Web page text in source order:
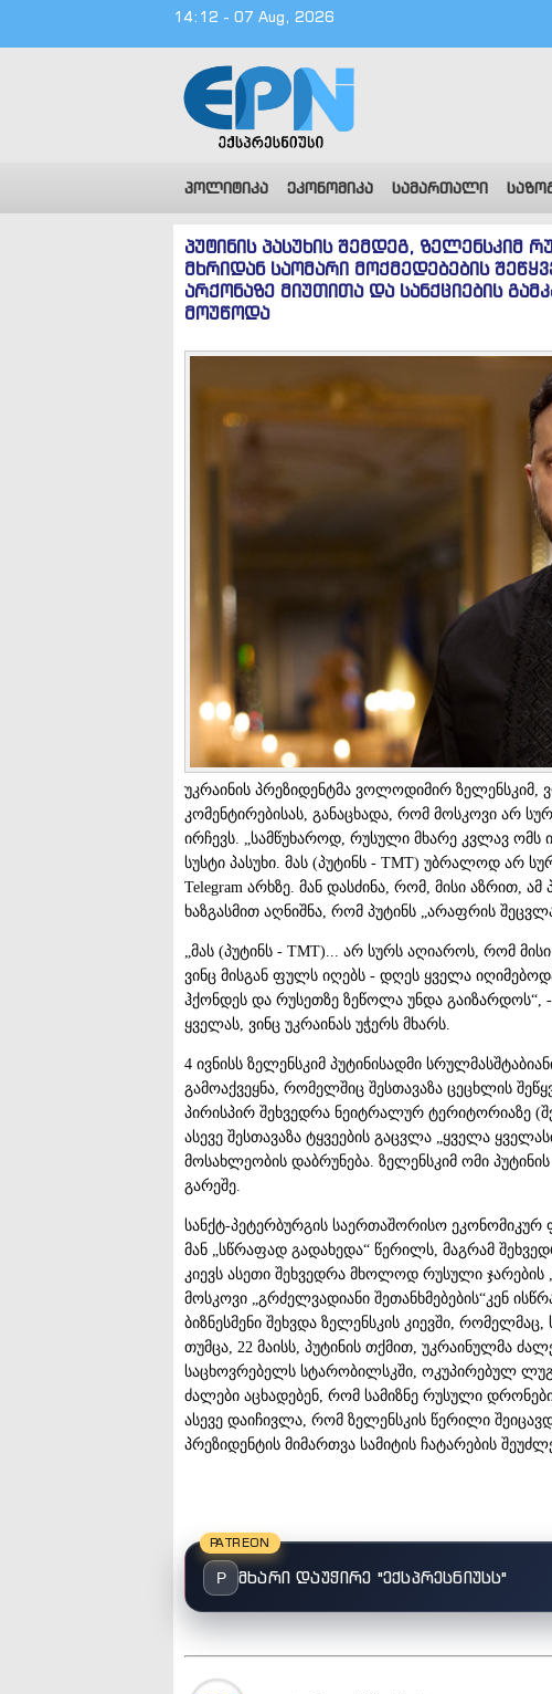
14:12 - 07 Aug, 2026
პოლიტიკა ეკონომიკა სამართალი
პუტინის პასუხის შემდეგ, ზელენსკიმ
მხრიდან საომარი მოქმედებების
არქონაზე მიუთითა და სანქციების
მოუწოდა
უკრაინის პრეზიდენტმა ვოლოდიმირ ზელენსკიმ,
კომენტირებისას, განაცხადა, რომ მოსკოვი არ
ირჩევს. „სამწუხაროდ, რუსული მხარე კვლავ ომს
სუსტი პასუხი. მას (პუტინს - TMT) უბრალოდ არ
Telegram არხზე. მან დასძინა, რომ, მისი აზრით,
ხაზგასმით აღნიშნა, რომ პუტინს „არაფრის
„მას (პუტინს - TMT)... არ სურს აღიაროს, რომ
ვინც მისგან ფულს იღებს - დღეს ყველა
ჰქონდეს და რუსეთზე ზეწოლა უნდა გაიზარდოს“,
ყველას, ვინც უკრაინას უჭერს მხარს.
4 ივნისს ზელენსკიმ პუტინისადმი
გამოაქვეყნა, რომელშიც შესთავაზა ცეცხლის
პირისპირ შეხვედრა ნეიტრალურ ტერიტორიაზე
ასევე შესთავაზა ტყვეების გაცვლა „ყველა
მოსახლეობის დაბრუნება. ზელენსკიმ ომი
გარეშე.
სანქტ-პეტერბურგის საერთაშორისო ეკონომიკურ
მან „სწრაფად გადახედა“ წერილს, მაგრამ
კიევს ასეთი შეხვედრა მხოლოდ რუსული
მოსკოვი „გრძელვადიანი შეთანხმებების“კენ
ბიზნესმენი შეხვდა ზელენსკის კიევში,
თუმცა, 22 მაისს, პუტინის თქმით, უკრაინულმა
საცხოვრებელს სტარობილსკში, ოკუპირებულ
ძალები აცხადებენ, რომ სამიზნე რუსული
ასევე დაიჩივლა, რომ ზელენსკის წერილი
პრეზიდენტის მიმართვა სამიტის ჩატარების
PATREON
P მხარი დაუჭირე "ექსპრესნიუსს"